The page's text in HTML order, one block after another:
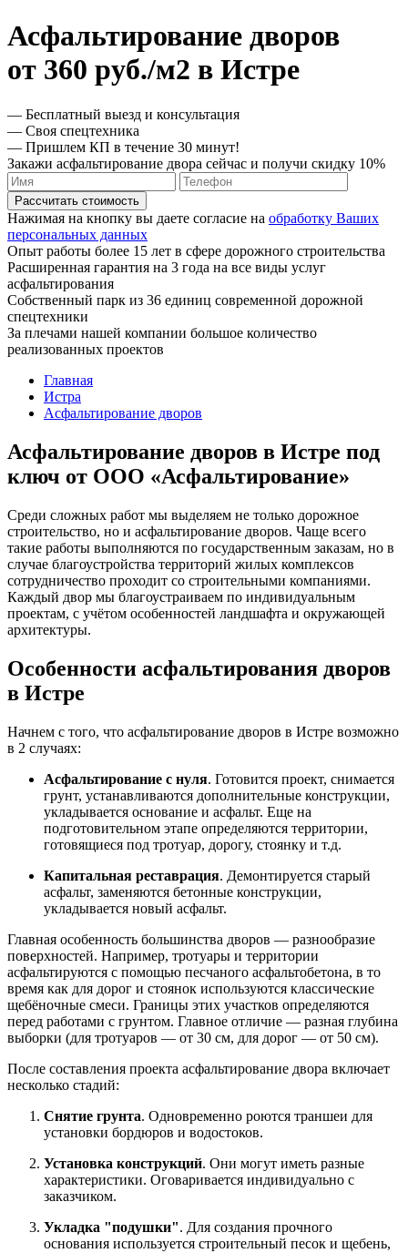
Асфальтирование дворов
от 360 руб./м2 в Истре
— Бесплатный выезд и консультация
— Своя спецтехника
— Пришлем КП в течение 30 минут!
Закажи асфальтирование двора сейчас и получи скидку 10%
Рассчитать стоимость
Нажимая на кнопку вы даете согласие на обработку Ваших
персональных данных
Опыт работы более 15 лет в сфере дорожного строительства
Расширенная гарантия на 3 года на все виды услуг
асфальтирования
Собственный парк из 36 единиц современной дорожной
спецтехники
За плечами нашей компании большое количество
реализованных проектов
Главная
Истра
Асфальтирование дворов
Асфальтирование дворов в Истре под
ключ от ООО «Асфальтирование»
Среди сложных работ мы выделяем не только дорожное
строительство, но и асфальтирование дворов. Чаще всего
такие работы выполняются по государственным заказам, но в
случае благоустройства территорий жилых комплексов
сотрудничество проходит со строительными компаниями.
Каждый двор мы благоустраиваем по индивидуальным
проектам, с учётом особенностей ландшафта и окружающей
архитектуры.
Особенности асфальтирования дворов
в Истре
Начнем с того, что асфальтирование дворов в Истре возможно
в 2 случаях:
Асфальтирование с нуля. Готовится проект, снимается
грунт, устанавливаются дополнительные конструкции,
укладывается основание и асфальт. Еще на
подготовительном этапе определяются территории,
готовящиеся под тротуар, дорогу, стоянку и т.д.
Капитальная реставрация. Демонтируется старый
асфальт, заменяются бетонные конструкции,
укладывается новый асфальт.
Главная особенность большинства дворов — разнообразие
поверхностей. Например, тротуары и территории
асфальтируются с помощью песчаного асфальтобетона, в то
время как для дорог и стоянок используются классические
щебёночные смеси. Границы этих участков определяются
перед работами с грунтом. Главное отличие — разная глубина
выборки (для тротуаров — от 30 см, для дорог — от 50 см).
После составления проекта асфальтирование двора включает
несколько стадий:
Снятие грунта. Одновременно роются траншеи для
установки бордюров и водостоков.
Установка конструкций. Они могут иметь разные
характеристики. Оговаривается индивидуально с
заказчиком.
Укладка "подушки". Для создания прочного
основания используется строительный песок и щебень,